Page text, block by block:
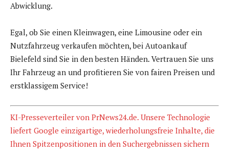
Abwicklung.
Egal, ob Sie einen Kleinwagen, eine Limousine oder ein
Nutzfahrzeug verkaufen möchten, bei Autoankauf
Bielefeld sind Sie in den besten Händen. Vertrauen Sie uns
Ihr Fahrzeug an und profitieren Sie von fairen Preisen und
erstklassigem Service!
KI-Presseverteiler von PrNews24.de. Unsere Technologie
liefert Google einzigartige, wiederholungsfreie Inhalte, die
Ihnen Spitzenpositionen in den Suchergebnissen sichern